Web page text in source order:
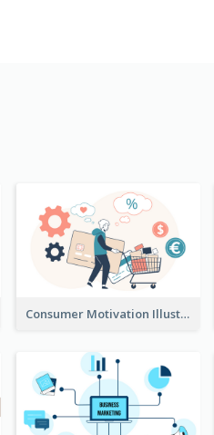
Consumer Motivation Illustration